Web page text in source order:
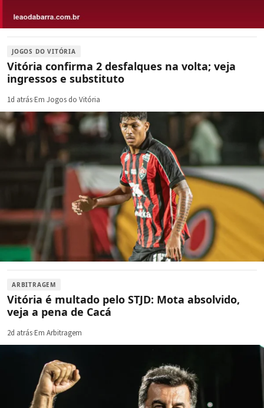
JOGOS DO VITÓRIA
Vitória confirma 2 desfalques na volta; veja
ingressos e substituto
1d atrás·Em Jogos do Vitória
ARBITRAGEM
Vitória é multado pelo STJD: Mota absolvido,
veja a pena de Cacá
2d atrás·Em Arbitragem